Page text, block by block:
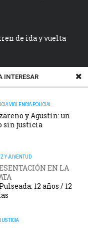
INTERESAR
VIOLENCIA POLICIAL
y Agustín: un
sin justicia
Y JUVENTUD
EN LA
12 años / 12
JUSTICIA
de ida y vuelta